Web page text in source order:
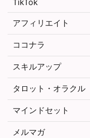
アフィリエイト
ココナラ
スキルアップ
タロット・オラクル
マインドセット
メルマガ